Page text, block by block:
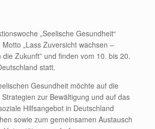
„Seelische Gesundheit“
„Lass Zuversicht wachsen –
die Zukunft” und finden vom 10. bis 20.
statt.
Gesundheit möchte auf die
zur Bewältigung und auf das
Hilfsangebot in Deutschland
sowie zum gemeinsamen Austausch